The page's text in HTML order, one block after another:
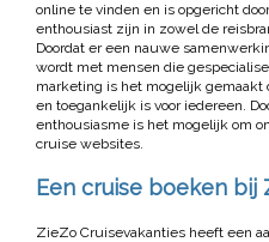
online te vinden en is opgericht
enthousiast zijn in zowel de
Doordat er een nauwe
wordt met mensen die
marketing is het mogelijk
en toegankelijk is voor iedereen.
enthousiasme is het mogelijk om
cruise websites.
Een cruise boeken bij
ZieZo Cruisevakanties heeft een